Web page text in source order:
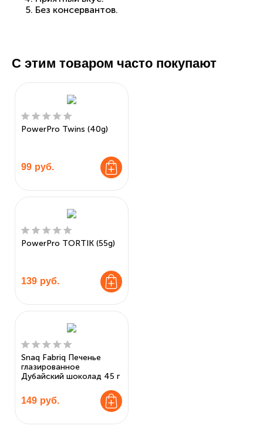
Без консервантов.
С этим товаром часто покупают
PowerPro Twins (40g)
99 руб.
PowerPro TORTIK (55g)
139 руб.
Snaq Fabriq Печенье
глазированное
Дубайский шоколад 45 г
149 руб.